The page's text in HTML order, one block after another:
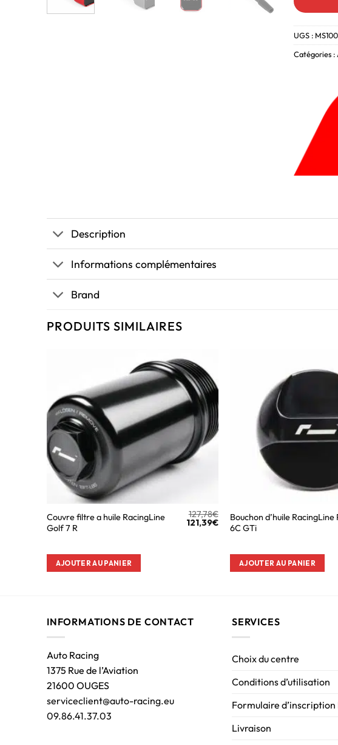
UGS :
Catégories :
Description
Informations complémentaires
Brand
PRODUITS SIMILAIRES
Couvre filtre a huile RacingLine
Golf 7 R
127,78€
121,39€
AJOUTER AU PANIER
Bouchon d’huile RacingLine
6C GTi
AJOUTER AU PANIER
INFORMATIONS DE CONTACT
Auto Racing
1375 Rue de l’Aviation
21600 OUGES
serviceclient@auto-racing.eu
09.86.41.37.03
SERVICES
Choix du centre
Conditions d’utilisation
Formulaire d’inscription
Livraison